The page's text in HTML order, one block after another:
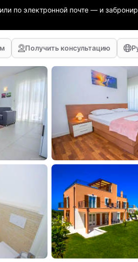
по электронной почте — и
Получить консультацию